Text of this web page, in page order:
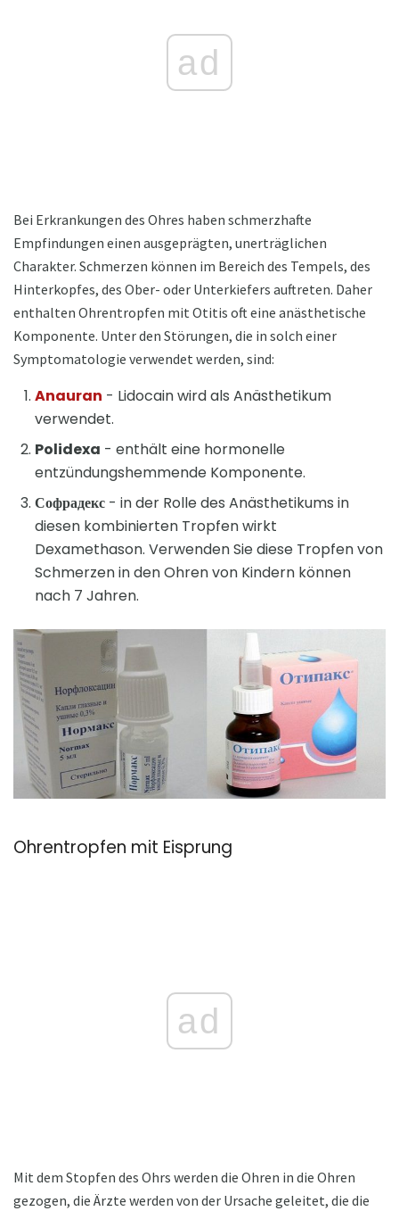
ad
Bei Erkrankungen des Ohres haben schmerzhafte
Empfindungen einen ausgeprägten, unerträglichen
Charakter. Schmerzen können im Bereich des Tempels, des
Hinterkopfes, des Ober- oder Unterkiefers auftreten. Daher
enthalten Ohrentropfen mit Otitis oft eine anästhetische
Komponente. Unter den Störungen, die in solch einer
Symptomatologie verwendet werden, sind:
Anauran - Lidocain wird als Anästhetikum
verwendet.
Polidexa - enthält eine hormonelle
entzündungshemmende Komponente.
Софрадекс - in der Rolle des Anästhetikums in
diesen kombinierten Tropfen wirkt
Dexamethason. Verwenden Sie diese Tropfen von
Schmerzen in den Ohren von Kindern können
nach 7 Jahren.
Ohrentropfen mit Eisprung
ad
Mit dem Stopfen des Ohrs werden die Ohren in die Ohren
gezogen, die Ärzte werden von der Ursache geleitet, die die